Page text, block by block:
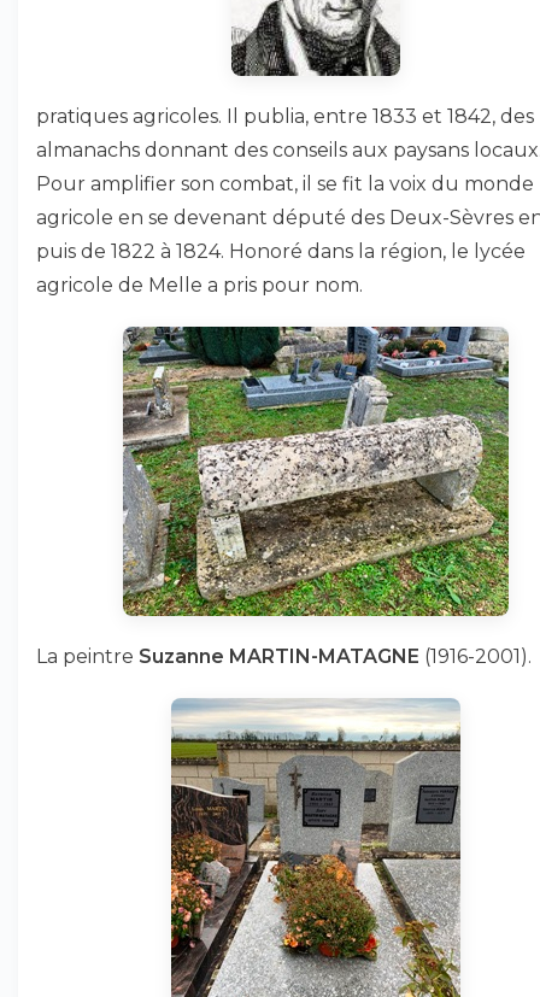
pratiques agricoles. Il publia, entre 1833 et 1842, des
almanachs donnant des conseils aux paysans
Pour amplifier son combat, il se fit la voix du monde
agricole en se devenant député des Deux-Sèvres en
puis de 1822 à 1824. Honoré dans la région, le lycée
agricole de Melle a pris pour nom.
La peintre Suzanne MARTIN-MATAGNE (1916-2001).